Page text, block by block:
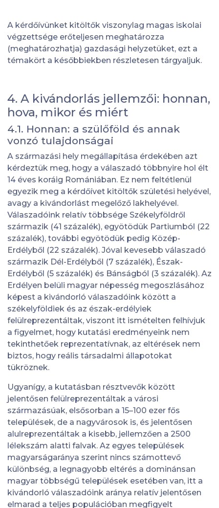
A kérdőívünket kitöltők viszonylag magas iskolai
végzettsége erőteljesen meghatározza
(meghatározhatja) gazdasági helyzetüket, ezt a
témakört a későbbiekben részletesen tárgyaljuk.
4. A kivándorlás jellemzői: honnan,
hova, mikor és miért
4.1. Honnan: a szülőföld és annak
vonzó tulajdonságai
A származási hely megállapítása érdekében azt
kérdeztük meg, hogy a válaszadó többnyire hol élt
14 éves koráig Romániában. Ez nem feltétlenül
egyezik meg a kérdőívet kitöltők születési helyével,
avagy a kivándorlást megelőző lakhelyével.
Válaszadóink relatív többsége Székelyföldről
származik (41 százalék), egyötödük Partiumból (22
százalék), további egyötödük pedig Közép-
Erdélyből (22 százalék). Jóval kevesebb válaszadó
származik Dél-Erdélyből (7 százalék), Észak-
Erdélyből (5 százalék) és Bánságból (3 százalék). Az
Erdélyen belüli magyar népesség megoszlásához
képest a kivándorló válaszadóink között a
székelyföldiek és az észak-erdélyiek
felülreprezentáltak, viszont itt ismételten felhívjuk
a figyelmet, hogy kutatási eredményeink nem
tekinthetőek reprezentatívnak, az eltérések nem
biztos, hogy reális társadalmi állapotokat
tükröznek.
Ugyanígy, a kutatásban résztvevők között
jelentősen felülreprezentáltak a városi
származásúak, elsősorban a 15–100 ezer fős
települések, de a nagyvárosok is, és jelentősen
alulreprezentáltak a kisebb, jellemzően a 2500
lélekszám alatti falvak. Az egyes települések
magyarságaránya szerint nincs számottevő
különbség, a legnagyobb eltérés a dominánsan
magyar többségű települések esetében van, itt a
kivándorló válaszadóink aránya relatív jelentősen
elmarad a teljes populációban megfigyelt